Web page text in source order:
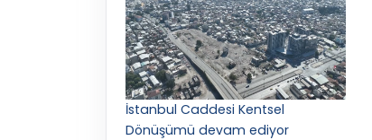
İstanbul Caddesi Kentsel
Dönüşümü devam ediyor